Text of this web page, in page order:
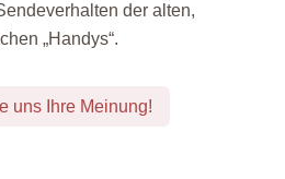
der alten,
„Handys“.
uns Ihre Meinung!